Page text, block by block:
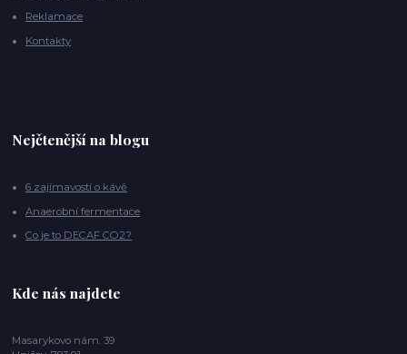
Reklamace
Kontakty
Nejčtenější na blogu
6 zajímavostí o kávě
Anaerobní fermentace
Co je to DECAF CO2?
Kde nás najdete
Masarykovo nám. 39